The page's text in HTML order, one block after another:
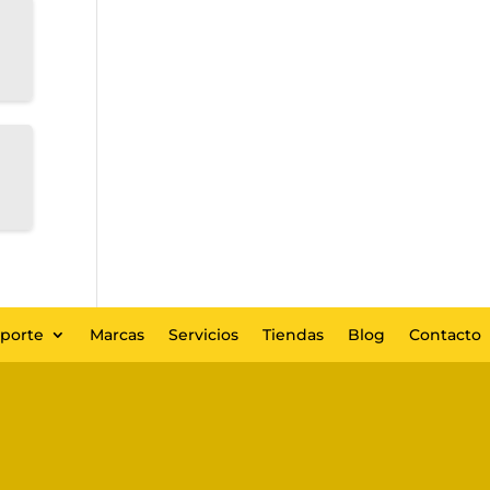
Marcas Servicios Tiendas Blog Contacto